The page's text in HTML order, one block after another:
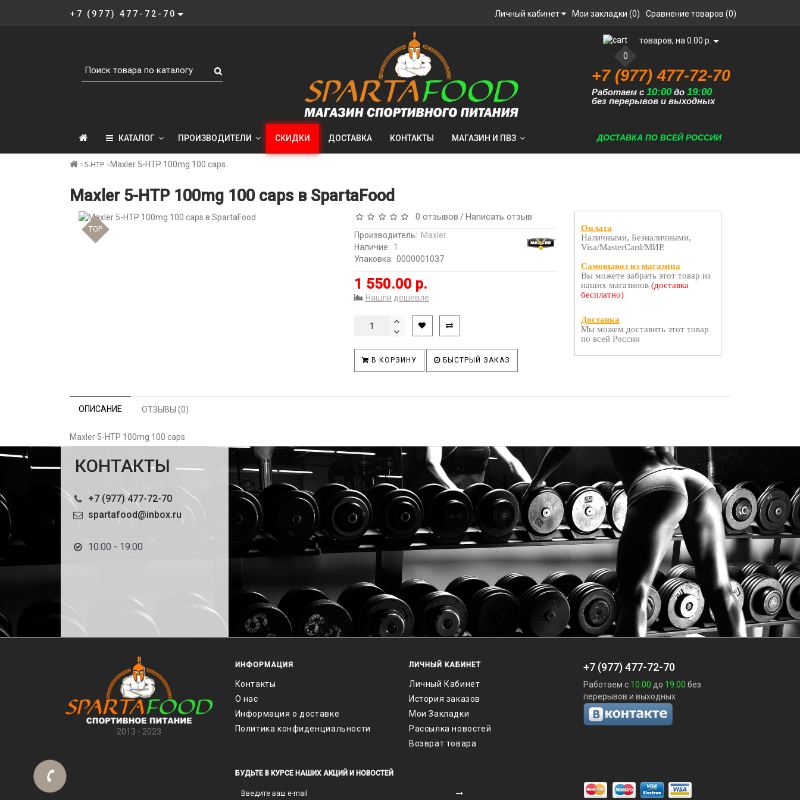
+7 (977) 477-72-70 Личный кабинет Мои закладки (0) Сравнение товаров (0)
0
товаров, на 0.00 р.
+7 (977) 477-72-70
Работаем с10:00до19:00
без перерывов и выходных
КАТАЛОГ ПРОИЗВОДИТЕЛИ СКИДКИ ДОСТАВКА КОНТАКТЫ МАГАЗИН И ПВЗ ДОСТАВКА ПО ВСЕЙ РОССИИ
5-HTP Maxler 5-HTP 100mg 100 caps
Maxler 5-HTP 100mg 100 caps в SpartaFood
TOP
0 отзывов / Написать отзыв
Производитель: Maxler
Наличие: 1
Упаковка: 0000001037
1 550.00 р.
Нашли дешевле
В КОРЗИНУ БЫСТРЫЙ ЗАКАЗ
Оплата
Наличными, Безналичными,
Visa/MasterCard/МИР.
Самовывоз из магазина
Вы можете забрать этот товар из
наших магазинов (доставка
бесплатно)
Доставка
Мы можем доставить этот товар
по всей России
ОПИСАНИЕ ОТЗЫВЫ (0)
Maxler 5-HTP 100mg 100 caps
КОНТАКТЫ
+7 (977) 477-72-70
spartafood@inbox.ru
10:00 - 19:00
2013 - 2023
ИНФОРМАЦИЯ
Контакты
О нас
Информация о доставке
Политика конфиденциальности
ЛИЧНЫЙ КАБИНЕТ
Личный Кабинет
История заказов
Мои Закладки
Рассылка новостей
Возврат товара
+7 (977) 477-72-70
Работаем с 10:00 до 19:00 без
перерывов и выходных
БУДЬТЕ В КУРСЕ НАШИХ АКЦИЙ И НОВОСТЕЙ